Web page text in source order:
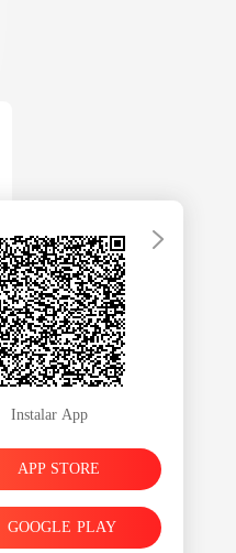
Instalar App
APP STORE
GOOGLE PLAY